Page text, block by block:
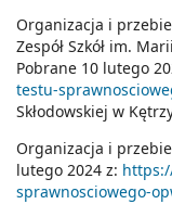
Organizacja i
Zespół Szkół im.
Pobrane 10 lutego
testu-
Skłodowskiej w
Organizacja i
lutego 2024 z:
sprawnosciowego-